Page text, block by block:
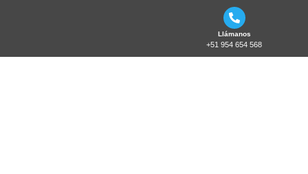
Llámanos
+51 954 654 568
SETAS DE
EMERGENCIA